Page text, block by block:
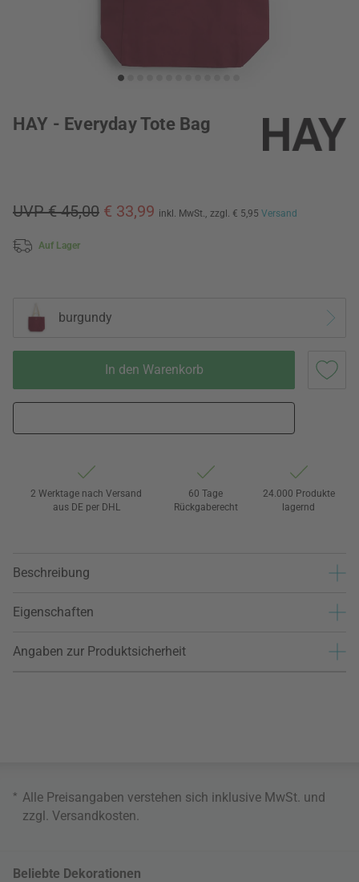
HAY - Everyday Tote Bag
UVP € 45,00 € 33,99 inkl. MwSt., zzgl. € 5,95 Versand
Auf Lager
burgundy
In den Warenkorb
2 Werktage nach Versand
aus DE per DHL
60 Tage
Rückgaberecht
24.000 Produkte
lagernd
Beschreibung
Eigenschaften
Angaben zur Produktsicherheit
* Alle Preisangaben verstehen sich inklusive MwSt. und
zzgl. Versandkosten
Beliebte Dekorationen